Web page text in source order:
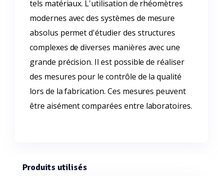
tels matériaux. L'utilisation de rhéomètres
modernes avec des systèmes de mesure
absolus permet d'étudier des structures
complexes de diverses manières avec une
grande précision. Il est possible de réaliser
des mesures pour le contrôle de la qualité
lors de la fabrication. Ces mesures peuvent
être aisément comparées entre laboratoires.
Produits utilisés